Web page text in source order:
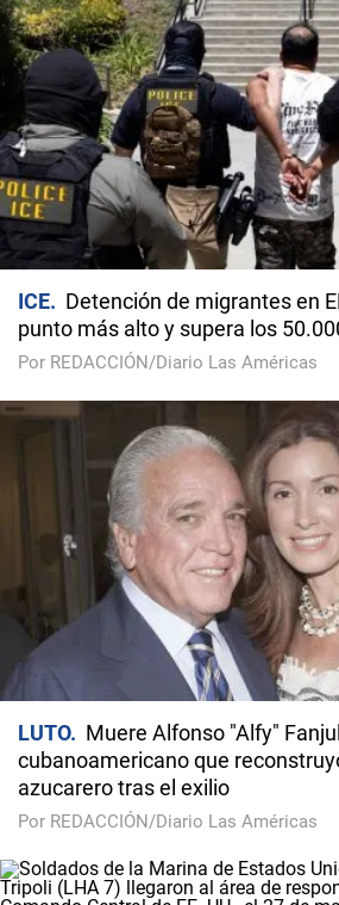
ICE
Detención de migrantes en
punto más alto y supera los
Por REDACCIÓN/Diario Las Américas
LUTO
Muere Alfonso "Alfy"
cubanoamericano que
azucarero tras el exilio
Por REDACCIÓN/Diario Las Américas